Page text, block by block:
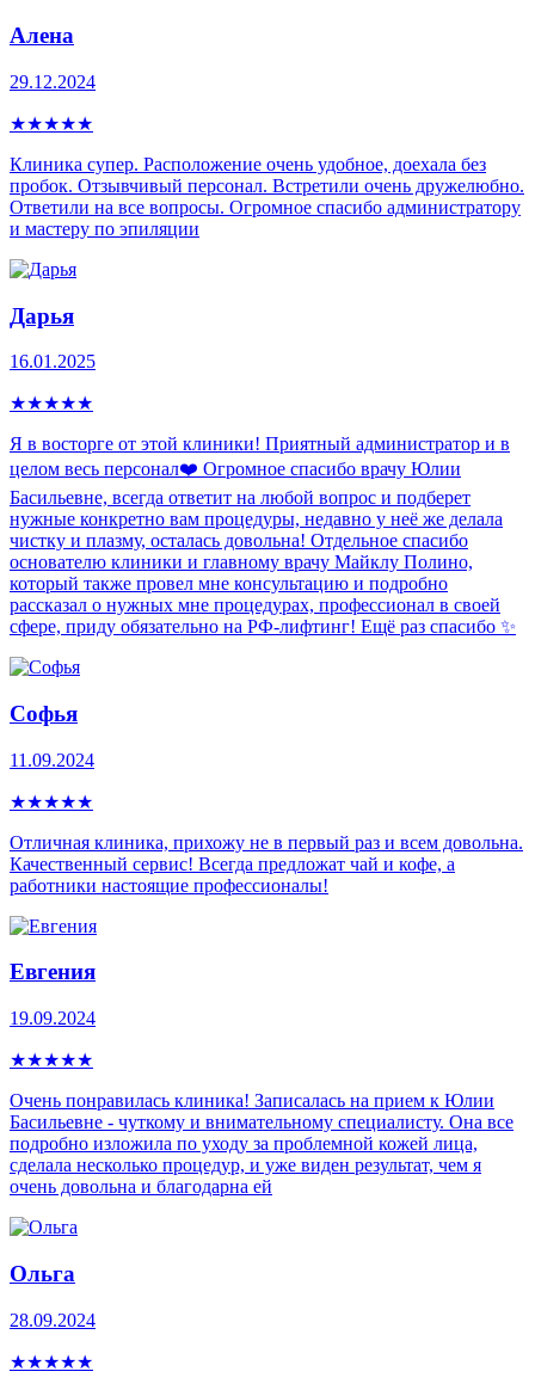
Алена
29.12.2024
★★★★★
Клиника супер. Расположение очень удобное, доехала без
пробок. Отзывчивый персонал. Встретили очень дружелюбно.
Ответили на все вопросы. Огромное спасибо администратору
и мастеру по эпиляции
Дарья
16.01.2025
★★★★★
Я в восторге от этой клиники! Приятный администратор и в
целом весь персонал❤️ Огромное спасибо врачу Юлии
Басильевне, всегда ответит на любой вопрос и подберет
нужные конкретно вам процедуры, недавно у неё же делала
чистку и плазму, осталась довольна! Отдельное спасибо
основателю клиники и главному врачу Майклу Полино,
который также провел мне консультацию и подробно
рассказал о нужных мне процедурах, профессионал в своей
сфере, приду обязательно на РФ-лифтинг! Ещё раз спасибо ✨
Софья
11.09.2024
★★★★★
Отличная клиника, прихожу не в первый раз и всем довольна.
Качественный сервис! Всегда предложат чай и кофе, а
работники настоящие профессионалы!
Евгения
19.09.2024
★★★★★
Очень понравилась клиника! Записалась на прием к Юлии
Басильевне - чуткому и внимательному специалисту. Она все
подробно изложила по уходу за проблемной кожей лица,
сделала несколько процедур, и уже виден результат, чем я
очень довольна и благодарна ей
Ольга
28.09.2024
★★★★★